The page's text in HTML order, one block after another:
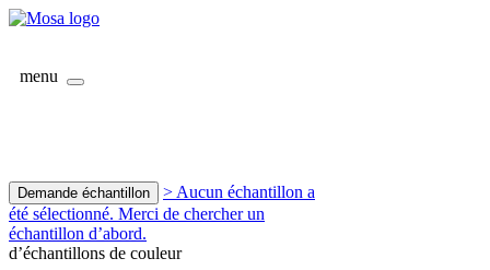
menu
Demande échantillon
> Aucun échantillon a
été sélectionné. Merci de chercher un
échantillon d’abord.
d’échantillons de couleur